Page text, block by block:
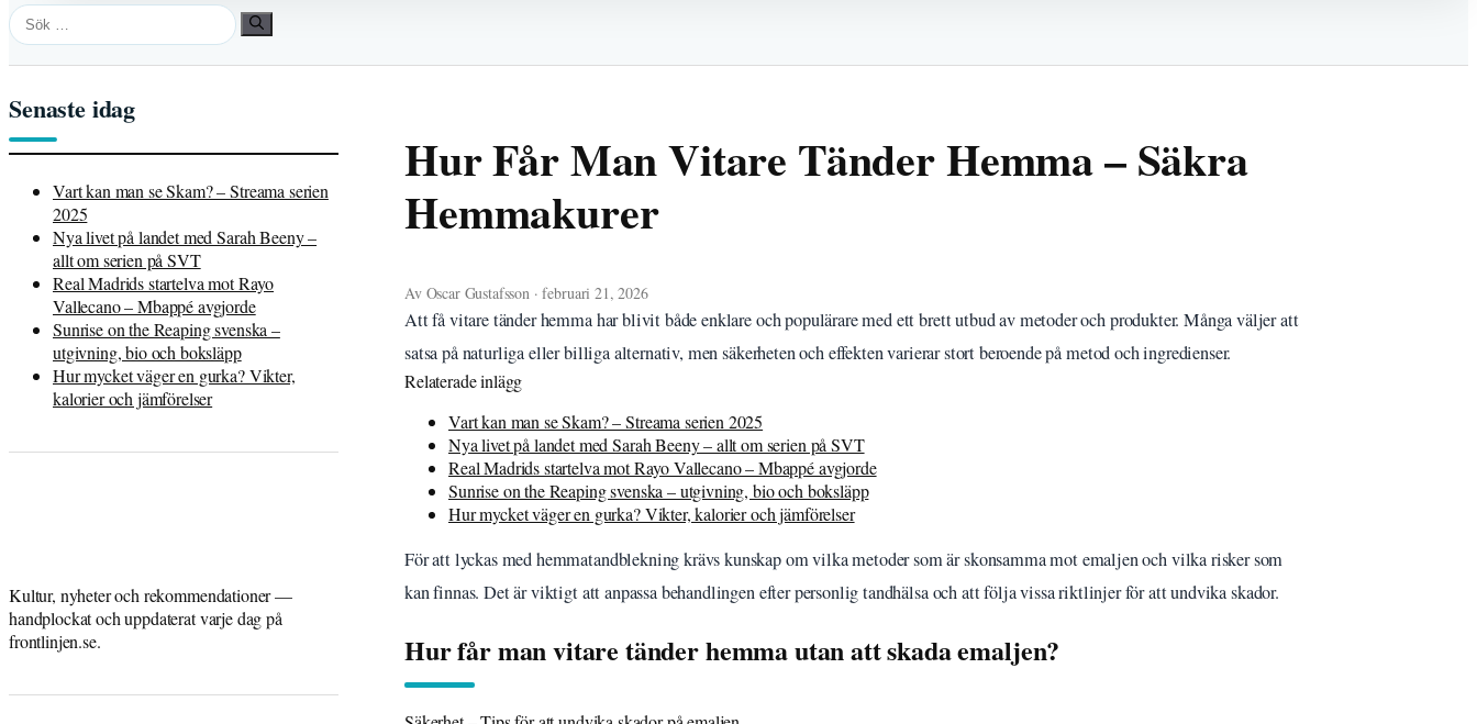
Sök
efter:
Hur Får Man Vitare Tänder Hemma – Säkra
Hemmakurer
Av Oscar Gustafsson · februari 21, 2026
Att få vitare tänder hemma har blivit både enklare och populärare med ett brett utbud av metoder och produkter. Många väljer att
satsa på naturliga eller billiga alternativ, men säkerheten och effekten varierar stort beroende på metod och ingredienser.
Relaterade inlägg
Vart kan man se Skam? – Streama serien 2025
Nya livet på landet med Sarah Beeny – allt om serien på SVT
Real Madrids startelva mot Rayo Vallecano – Mbappé avgjorde
Sunrise on the Reaping svenska – utgivning, bio och boksläpp
Hur mycket väger en gurka? Vikter, kalorier och jämförelser
För att lyckas med hemmatandblekning krävs kunskap om vilka metoder som är skonsamma mot emaljen och vilka risker som
kan finnas. Det är viktigt att anpassa behandlingen efter personlig tandhälsa och att följa vissa riktlinjer för att undvika skador.
Hur får man vitare tänder hemma utan att skada emaljen?
Senaste idag
Vart kan man se Skam? – Streama serien
2025
Nya livet på landet med Sarah Beeny –
allt om serien på SVT
Real Madrids startelva mot Rayo
Vallecano – Mbappé avgjorde
Sunrise on the Reaping svenska –
utgivning, bio och boksläpp
Hur mycket väger en gurka? Vikter,
kalorier och jämförelser
Kultur, nyheter och rekommendationer —
handplockat och uppdaterat varje dag på
frontlinjen.se.